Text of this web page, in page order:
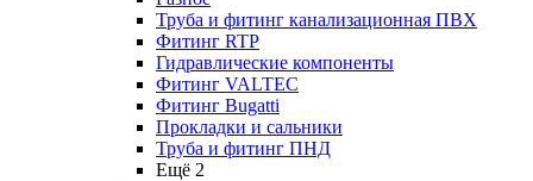
Труба и фитинг канализационная ПВХ
Фитинг RTP
Гидравлические компоненты
Фитинг VALTEC
Фитинг Bugatti
Прокладки и сальники
Труба и фитинг ПНД
Ещё 2